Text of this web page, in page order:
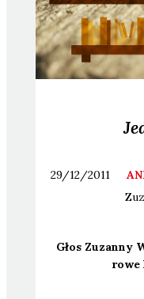
29/12/2011
Głos Zuzan­ny
ro­we